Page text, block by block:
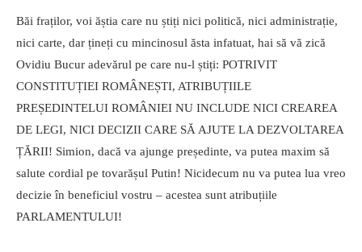
Băi fraților, voi ăștia care nu știți nici politică, nici administrație,
nici carte, dar țineți cu mincinosul ăsta infatuat, hai să vă zică
Ovidiu Bucur adevărul pe care nu-l știți: POTRIVIT
CONSTITUȚIEI ROMÂNEȘTI, ATRIBUȚIILE
PREȘEDINTELUI ROMÂNIEI NU INCLUDE NICI CREAREA
DE LEGI, NICI DECIZII CARE SĂ AJUTE LA DEZVOLTAREA
ȚĂRII! Simion, dacă va ajunge președinte, va putea maxim să
salute cordial pe tovarășul Putin! Nicidecum nu va putea lua vreo
decizie în beneficiul vostru – acestea sunt atribuțiile
PARLAMENTULUI!